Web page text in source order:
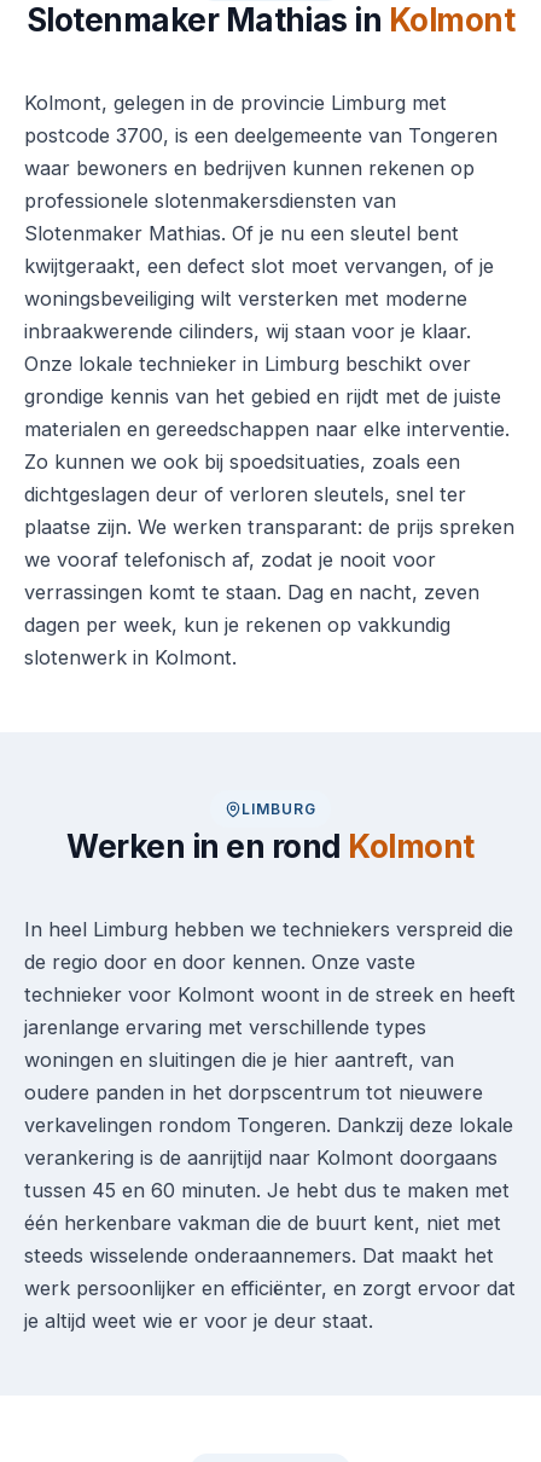
Slotenmaker Mathias in Kolmont
Kolmont, gelegen in de provincie Limburg met
postcode 3700, is een deelgemeente van Tongeren
waar bewoners en bedrijven kunnen rekenen op
professionele slotenmakersdiensten van
Slotenmaker Mathias. Of je nu een sleutel bent
kwijtgeraakt, een defect slot moet vervangen, of je
woningsbeveiliging wilt versterken met moderne
inbraakwerende cilinders, wij staan voor je klaar.
Onze lokale technieker in Limburg beschikt over
grondige kennis van het gebied en rijdt met de juiste
materialen en gereedschappen naar elke interventie.
Zo kunnen we ook bij spoedsituaties, zoals een
dichtgeslagen deur of verloren sleutels, snel ter
plaatse zijn. We werken transparant: de prijs spreken
we vooraf telefonisch af, zodat je nooit voor
verrassingen komt te staan. Dag en nacht, zeven
dagen per week, kun je rekenen op vakkundig
slotenwerk in Kolmont.
LIMBURG
Werken in en rond Kolmont
In heel Limburg hebben we techniekers verspreid die
de regio door en door kennen. Onze vaste
technieker voor Kolmont woont in de streek en heeft
jarenlange ervaring met verschillende types
woningen en sluitingen die je hier aantreft, van
oudere panden in het dorpscentrum tot nieuwere
verkavelingen rondom Tongeren. Dankzij deze lokale
verankering is de aanrijtijd naar Kolmont doorgaans
tussen 45 en 60 minuten. Je hebt dus te maken met
één herkenbare vakman die de buurt kent, niet met
steeds wisselende onderaannemers. Dat maakt het
werk persoonlijker en efficiënter, en zorgt ervoor dat
je altijd weet wie er voor je deur staat.